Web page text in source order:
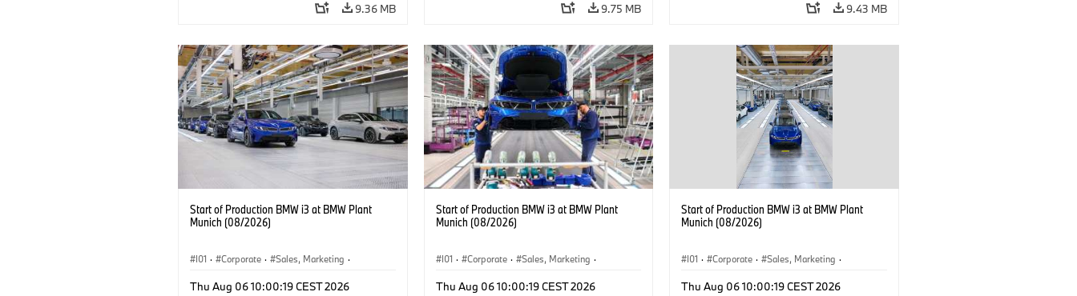
9.36 MB 9.75 MB 9.43 MB
Start of Production BMW i3 at BMW Plant
Munich (08/2026)
I01 · Corporate · Sales, Marketing ·
Thu Aug 06 10:00:19 CEST 2026
Start of Production BMW i3 at BMW Plant
Munich (08/2026)
I01 · Corporate · Sales, Marketing ·
Thu Aug 06 10:00:19 CEST 2026
Start of Production BMW i3 at BMW Plant
Munich (08/2026)
I01 · Corporate · Sales, Marketing ·
Thu Aug 06 10:00:19 CEST 2026